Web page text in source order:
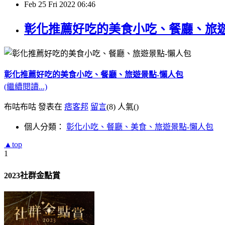
Feb 25 Fri 2022 06:46
彰化推薦好吃的美食小吃、餐廳、旅
彰化推薦好吃的美食小吃、餐廳、旅遊景點-懶人包
(繼續閱讀...)
布咕布咕 發表在 痞客邦 留言(8) 人氣()
個人分類： 彰化小吃、餐廳、美食、旅遊景點-懶人包
▲top
1
2023社群金點賞